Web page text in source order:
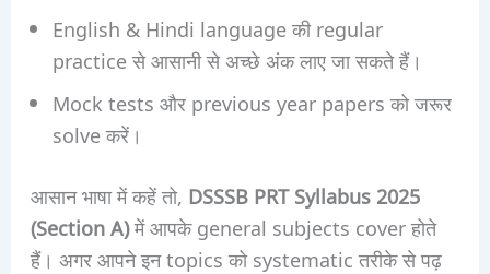
English & Hindi language की regular
practice से आसानी से अच्छे अंक लाए जा सकते हैं।
Mock tests और previous year papers को जरूर
solve करें।
आसान भाषा में कहें तो, DSSSB PRT Syllabus 2025
(Section A)में आपके general subjects cover होते
हैं। अगर आपने इन topics को systematic तरीके से पढ़